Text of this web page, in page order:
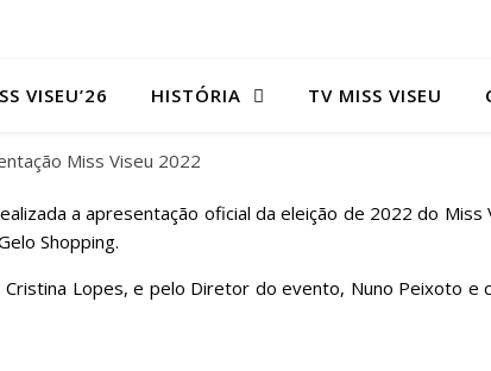
VISEU’26 HISTÓRIA TV MISS VISEU
a apresentação oficial da eleição de 2022 do Miss
Shopping.
Lopes, e pelo Diretor do evento, Nuno Peixoto e